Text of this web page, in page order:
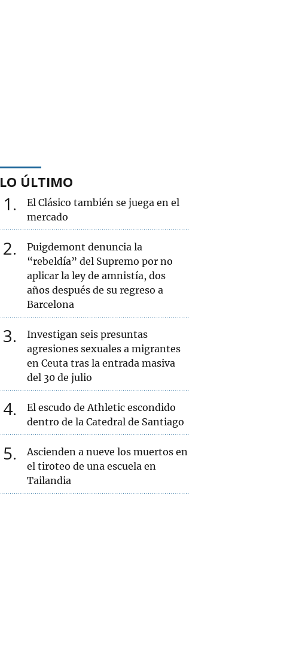
LO ÚLTIMO
1
El Clásico también se juega en el
mercado
2
Puigdemont denuncia la
“rebeldía” del Supremo por no
aplicar la ley de amnistía, dos
años después de su regreso a
Barcelona
3
Investigan seis presuntas
agresiones sexuales a migrantes
en Ceuta tras la entrada masiva
del 30 de julio
4
El escudo de Athletic escondido
dentro de la Catedral de Santiago
5
Ascienden a nueve los muertos en
el tiroteo de una escuela en
Tailandia